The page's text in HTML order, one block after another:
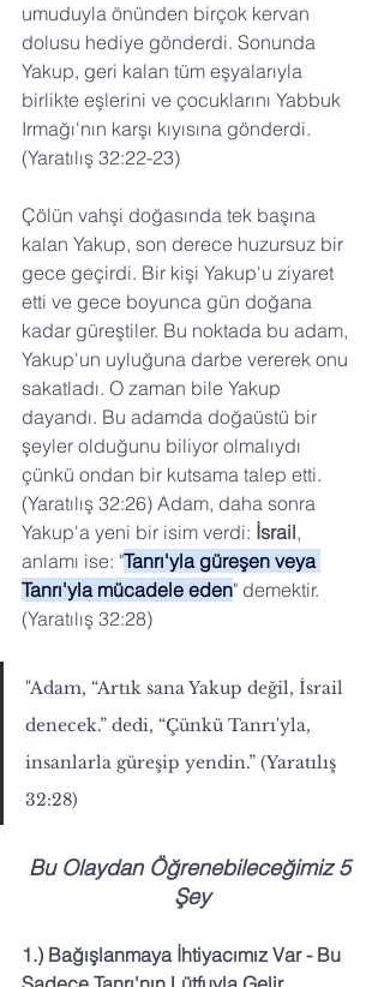
umuduyla önünden birçok kervan
dolusu hediye gönderdi. Sonunda
Yakup, geri kalan tüm eşyalarıyla
birlikte eşlerini ve çocuklarını Yabbuk
Irmağı'nın karşı kıyısına gönderdi.
(Yaratılış 32:22-23)
Çölün vahşi doğasında tek başına
kalan Yakup, son derece huzursuz bir
gece geçirdi. Bir kişi Yakup'u ziyaret
etti ve gece boyunca gün doğana
kadar güreştiler. Bu noktada bu adam,
Yakup'un uyluğuna darbe vererek onu
sakatladı. O zaman bile Yakup
dayandı. Bu adamda doğaüstü bir
şeyler olduğunu biliyor olmalıydı
çünkü ondan bir kutsama talep etti.
(Yaratılış 32:26) Adam, daha sonra
Yakup'a yeni bir isim verdi: İsrail,
anlamı ise: "Tanrı'yla güreşen veya
Tanrı'yla mücadele eden" demektir.
(Yaratılış 32:28)
"Adam, “Artık sana Yakup değil, İsrail
denecek.” dedi, “Çünkü Tanrı'yla,
insanlarla güreşip yendin.” (Yaratılış
32:28)
Bu Olaydan Öğrenebileceğimiz 5
Şey
1.) Bağışlanmaya İhtiyacımız Var - Bu